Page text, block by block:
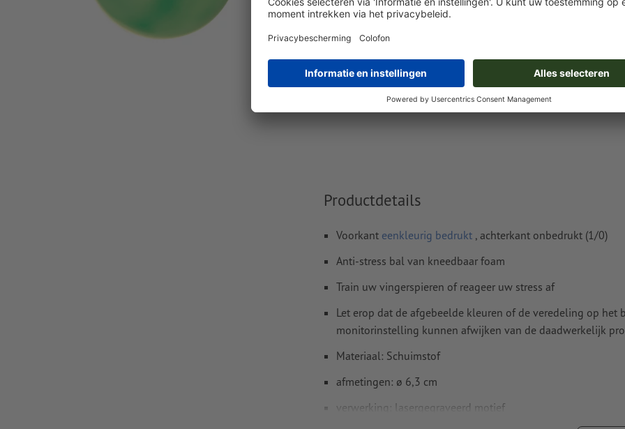
kleurwaarde: naar keuze
Aanwijzing: Deze "kleur" is alleen bedoeld voor
Het drukklare pdf-bestand mag alleen vectoren bevatten;
afbeeldingen en -templates zijn niet geschikt
Hoe maak ik afdrukgegevens correct?
Meer tonen
Productdetails
Voorkant eenkleurig bedrukt , achterkant onbedrukt (1/0)
Anti-stress bal van kneedbaar foam
Train uw vingerspieren of reageer uw stress af
Let erop dat de afgebeelde kleuren of de veredeling op
monitorinstelling kunnen afwijken van de daadwerkelijk
Materiaal: Schuimstof
afmetingen: ø 6,3 cm
verwerking: lasergegraveerd motief